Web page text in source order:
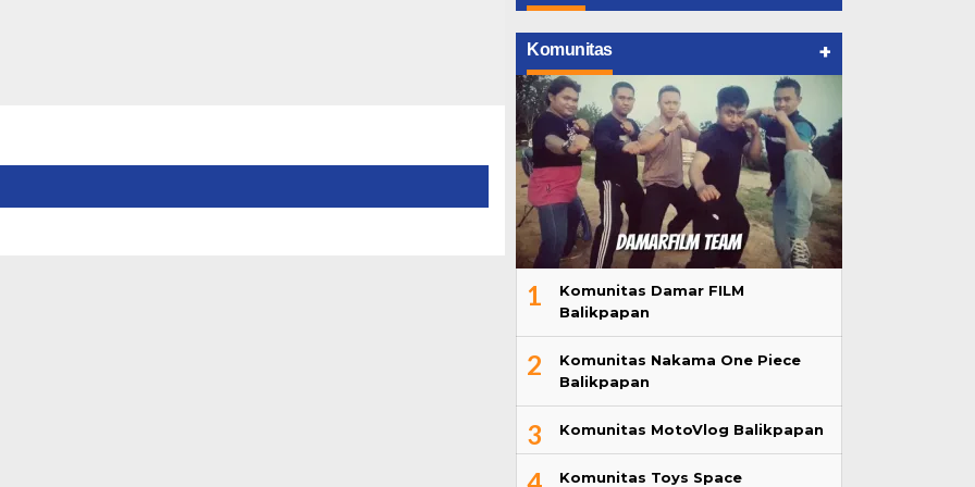
Komunitas +
1
Komunitas Damar FILM
Balikpapan
2
Komunitas Nakama One Piece
Balikpapan
3 Komunitas MotoVlog Balikpapan
Komunitas Toys Space